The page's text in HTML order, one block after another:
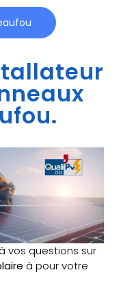
vos questions sur
à pour votre